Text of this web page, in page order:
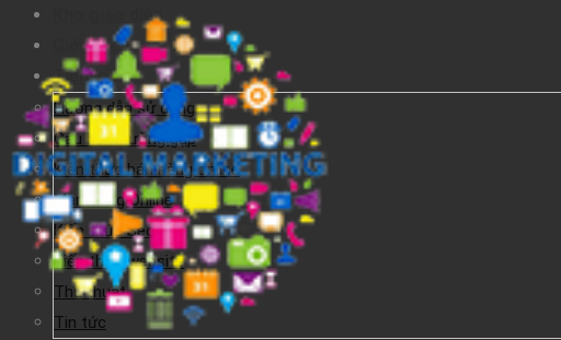
Kho giao diện
Giới thiệu
Tiện ích
Hướng dẫn sử dụng
Câu hỏi thường gặp
Kiến thức bán hàng online
Marketing Online
Kiến thức Seo
Kiến thức website
Thủ thuật
Tin tức